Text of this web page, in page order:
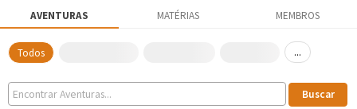
AVENTURAS MATÉRIAS MEMBROS
Todos ...